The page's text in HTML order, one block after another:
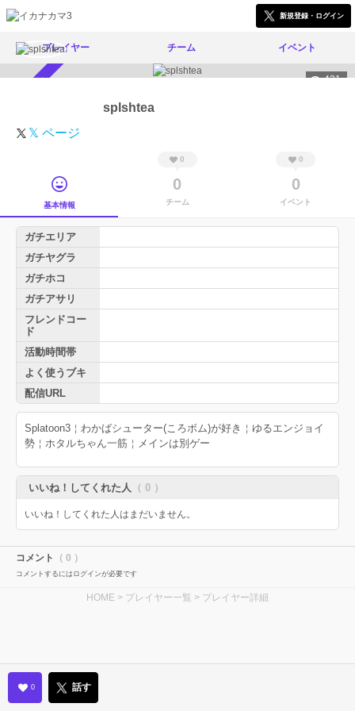
新規登録・ログイン
プレイヤー チーム イベント
421
splshtea
𝕏 ページ
基本情報
0
0
チーム
0
0
イベント
ガチエリア
ガチヤグラ
ガチホコ
ガチアサリ
フレンドコー
ド
活動時間帯
よく使うブキ
配信URL
Splatoon3￤わかばシューター(ころボム)が好き￤ゆるエンジョイ
勢￤ホタルちゃん一筋￤メインは別ゲー
いいね！してくれた人 （ 0 ）
いいね！してくれた人はまだいません。
コメント （ 0 ）
コメントするにはログインが必要です
HOME > プレイヤー一覧 > プレイヤー詳細
0 話す